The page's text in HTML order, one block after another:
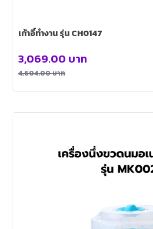
เก้าอี้ทำงาน รุ่น CH0147
4,604.00บาท
3,069.00 บาท